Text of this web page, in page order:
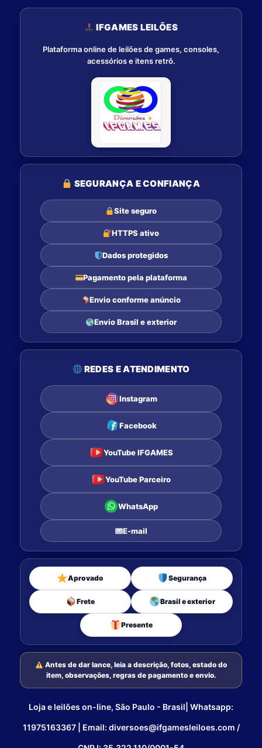
IFGAMES LEILÕES
Plataforma online de leilões de games, consoles,
acessórios e itens retrô.
SEGURANÇA E CONFIANÇA
Site seguro
HTTPS ativo
Dados protegidos
Pagamento pela plataforma
Envio conforme anúncio
Envio Brasil e exterior
REDES E ATENDIMENTO
Instagram
Facebook
YouTube IFGAMES
YouTube Parceiro
WhatsApp
E-mail
Aprovado Segurança
Frete Brasil e exterior
Presente
Antes de dar lance, leia a descrição, fotos, estado do
item, observações, regras de pagamento e envio.
Loja e leilões on-line, São Paulo - Brasil| Whatsapp:
11975163367 | Email: diversoes@ifgamesleiloes.com /